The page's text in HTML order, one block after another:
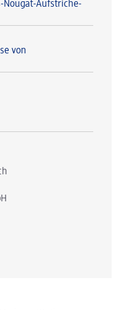
Nougat-Aufstriche-
von